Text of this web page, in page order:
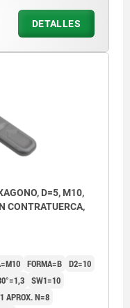
DETALLES
D=5, M10,
CONTRATUERCA,
FORMA=B D2=10
SW1=10
APROX. N=8